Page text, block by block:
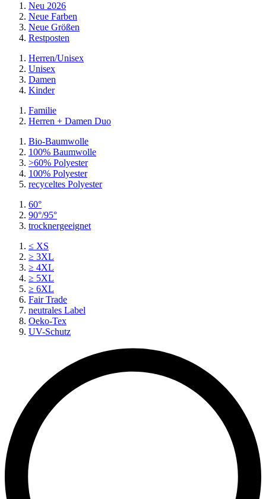
Neu 2026
Neue Farben
Neue Größen
Restposten
Herren/Unisex
Unisex
Damen
Kinder
Familie
Herren + Damen Duo
Bio-Baumwolle
100% Baumwolle
>60% Polyester
100% Polyester
recyceltes Polyester
60°
90°/95°
trocknergeeignet
≤ XS
≥ 3XL
≥ 4XL
≥ 5XL
≥ 6XL
Fair Trade
neutrales Label
Oeko-Tex
UV-Schutz